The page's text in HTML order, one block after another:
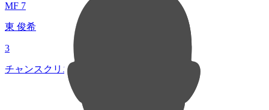
MF 7
東 俊希
3
チャンスクリエイト総数